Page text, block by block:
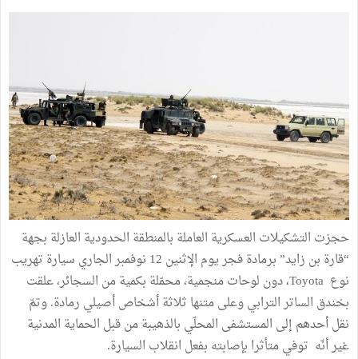
حجزت التشكيلات العسكرية العاملة بالمنطقة الحدودية العازلة بجهة
“قارة بن زايد” برمادة فجر يوم الإثنين 12 نوفمبر الجاري سيارة تهريب
نوع Toyota، دون لوحات منجمية، محمّلة بكمية من السجائر، علقت
بخندق الساتر الترابي وعلى متنها ثلاثة أشخاص أصيلي رمادة. وتمّ
نقل أحدهم إلى المستشفى المحلّي بالذهيبة من قبل الحماية المدنية
غير أنّه توفي متأثرا بإصابته بفعل انقلاب السيارة.